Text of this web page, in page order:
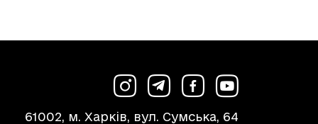
61002, м. Харків, вул. Сумська, 64